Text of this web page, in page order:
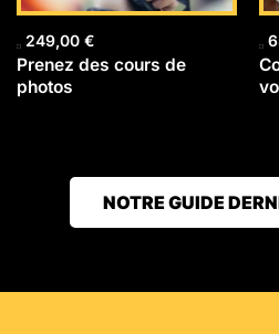
249,00 €
Prenez des cours de
photos
NOTRE GUIDE